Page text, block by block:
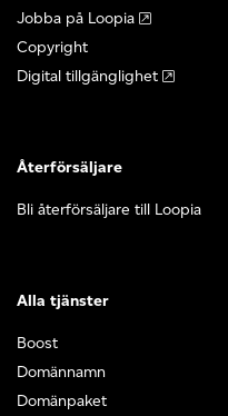
Jobba på Loopia
Copyright
Digital tillgänglighet
Återförsäljare
Bli återförsäljare till Loopia
Alla tjänster
Boost
Domännamn
Domänpaket